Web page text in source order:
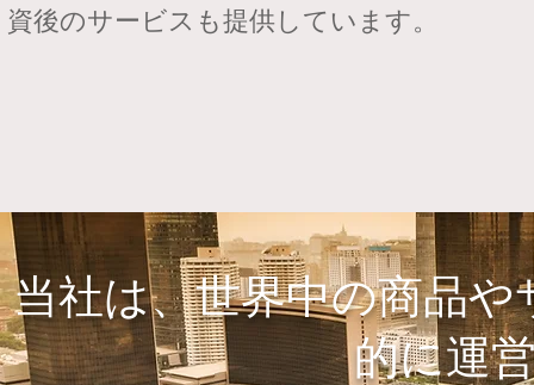
資後のサービスも提供しています。
当社は、世界中の商品
的に運